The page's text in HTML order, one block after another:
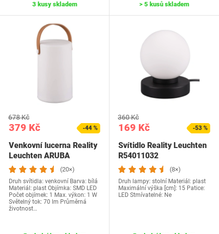
3 kusy skladem > 5 kusů skladem
379 Kč
678 Kč
-44 %
Venkovní lucerna Reality
Leuchten ARUBA
(20×)
Druh svítidla: venkovní Barva: bílá
Materiál: plast Objímka: SMD LED
Počet objímek: 1 Max. výkon: 1 W
Světelný tok: 70 lm Průměrná
životnost…
169 Kč
360 Kč
-53 %
Svítidlo Reality Leuchten
R54011032
(8×)
Druh lampy: stolní Materiál: plast
Maximální výška [cm]: 15 Patice:
LED Stmívatelné: Ne